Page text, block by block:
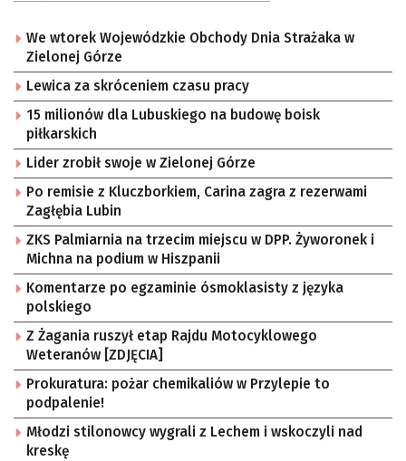
We wtorek Wojewódzkie Obchody Dnia Strażaka w
Zielonej Górze
Lewica za skróceniem czasu pracy
15 milionów dla Lubuskiego na budowę boisk
piłkarskich
Lider zrobił swoje w Zielonej Górze
Po remisie z Kluczborkiem, Carina zagra z rezerwami
Zagłębia Lubin
ZKS Palmiarnia na trzecim miejscu w DPP. Żyworonek i
Michna na podium w Hiszpanii
Komentarze po egzaminie ósmoklasisty z języka
polskiego
Z Żagania ruszył etap Rajdu Motocyklowego
Weteranów [ZDJĘCIA]
Prokuratura: pożar chemikaliów w Przylepie to
podpalenie!
Młodzi stilonowcy wygrali z Lechem i wskoczyli nad
kreskę